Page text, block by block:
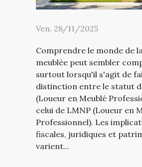
Ven. 28/11/2025
Comprendre le monde de
meublée peut sembler
surtout lorsqu'il s'agit de
distinction entre le statut
(Loueur en Meublé
celui de LMNP (Loueur en
Professionnel). Les
fiscales, juridiques et
varient...